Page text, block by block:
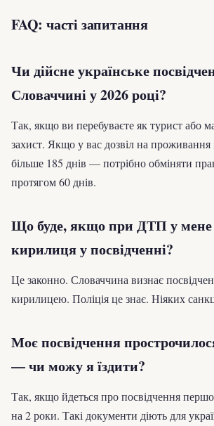
FAQ: часті запитання
Чи дійсне українське
Словаччині у 2026 році?
Так, якщо ви перебуваєте як турист або
захист. Якщо у вас дозвіл на проживання
більше 185 днів — потрібно обміняти
протягом 60 днів.
Що буде, якщо при ДТП у
кирилиця у посвідченні?
Це законно. Словаччина визнає
кирилицею. Поліція це знає. Ніяких
Моє посвідчення
— чи можу я їздити?
Так, якщо йдеться про посвідчення
на 2 роки. Такі документи діють для